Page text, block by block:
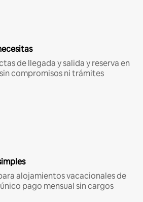
de llegada y salida y reserva en
compromisos ni trámites
alojamientos vacacionales de
pago mensual sin cargos